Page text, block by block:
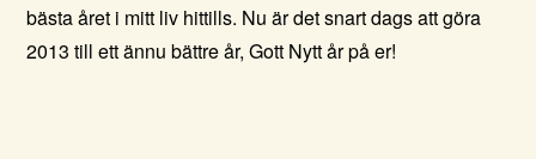
bästa året i mitt liv hittills. Nu är det snart dags att göra
2013 till ett ännu bättre år, Gott Nytt år på er!